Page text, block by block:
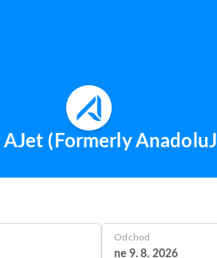
(Formerly
Odchod
ne 9. 8. 2026